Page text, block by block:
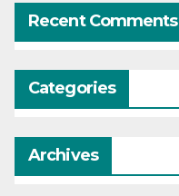
Recent Comments
Categories
Archives